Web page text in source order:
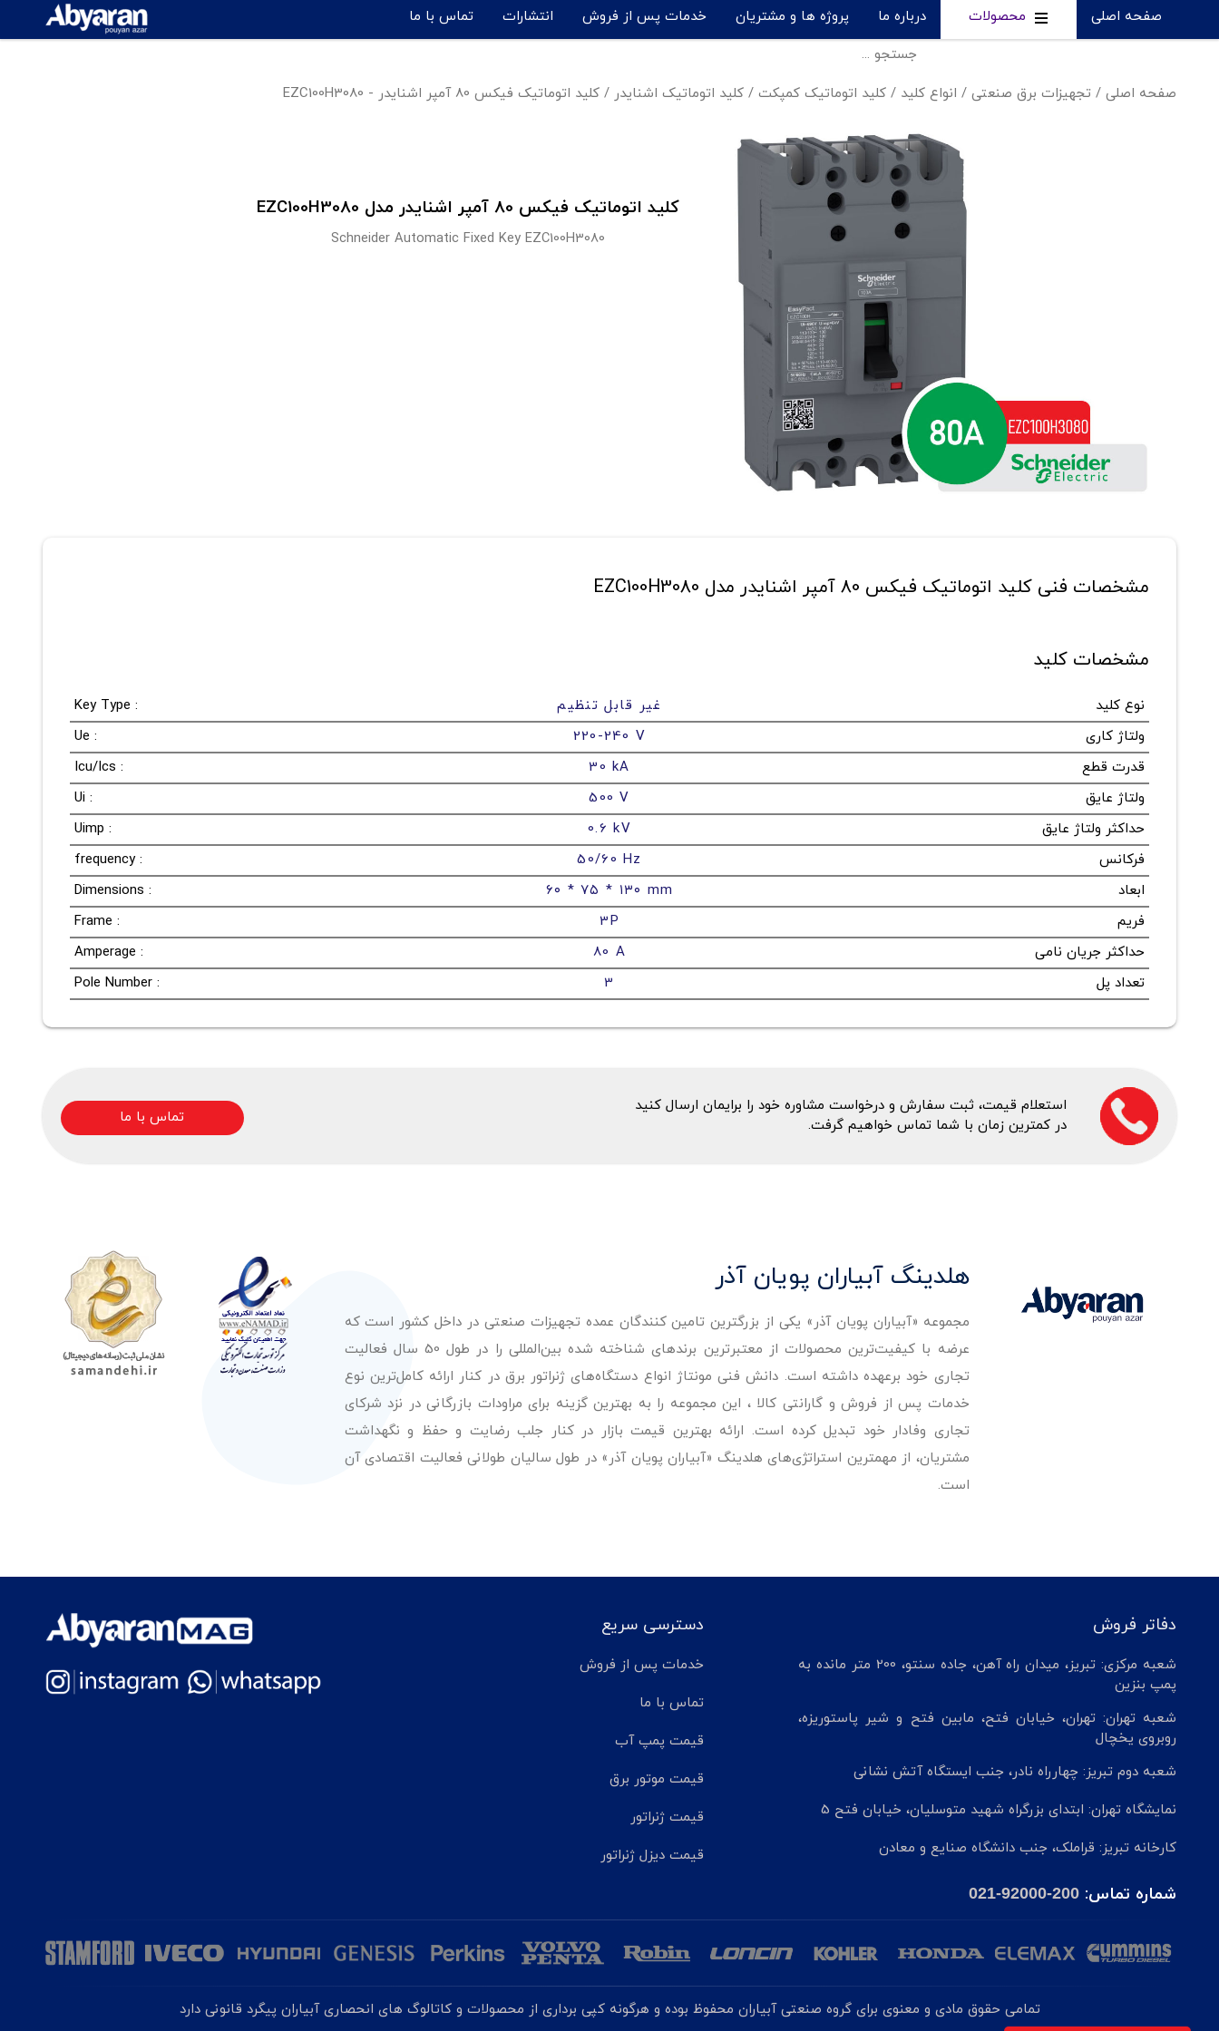
صفحه اصلی محصولات درباره ما پروژه ها و مشتریان خدمات پس از فروش انتشارات تماس با ما
صفحه اصلی / تجهیزات برق صنعتی / انواع کلید / کلید اتوماتیک کمپکت / کلید اتوماتیک اشنایدر / کلید اتوماتیک فیکس 80 آمپر اشنایدر - EZC100H3080
کلید اتوماتیک فیکس 80 آمپر اشنایدر مدل EZC100H3080
Schneider Automatic Fixed Key EZC100H3080
مشخصات فنی کلید اتوماتیک فیکس 80 آمپر اشنایدر مدل EZC100H3080
مشخصات کلید
نوع کلید غیر قابل تنظیم
Key Type :
ولتاژ کاری
220-240 V
Ue :
قدرت قطع
30 kA
Icu/Ics :
ولتاژ عایق
500 V
Ui :
حداکثر ولتاژ عایق
0.6 kV
Uimp :
فرکانس
50/60 Hz
frequency :
ابعاد
۶۰ * ۷۵ * ۱۳۰ mm
Dimensions :
فریم
3P
Frame :
حداکثر جریان نامی
80 A
Amperage :
تعداد پل
3
Pole Number :
استعلام قیمت، ثبت سفارش و درخواست مشاوره خود را برایمان ارسال کنید
در کمترین زمان با شما تماس خواهیم گرفت.
تماس با ما
هلدینگ آبیاران پویان آذر
مجموعه «آبیاران پویان آذر» یکی از بزرگترین تامین کنندگان عمده تجهیزات صنعتی در داخل کشور است که
عرضه با کیفیت‌ترین محصولات از معتبرترین برندهای شناخته شده بین‌المللی را در طول 50 سال فعالیت
تجاری خود برعهده داشته است. دانش فنی مونتاژ انواع دستگاه‌های ژنراتور برق در کنار ارائه کامل‌ترین نوع
خدمات پس از فروش و گارانتی کالا ، این مجموعه را به بهترین گزینه برای مراودات بازرگانی در نزد شرکای
تجاری وفادار خود تبدیل کرده است. ارائه بهترین قیمت بازار در کنار جلب رضایت و حفظ و نگهداشت
مشتریان، از مهمترین استراتژی‌های هلدینگ «آبیاران پویان آذر» در طول سالیان طولانی فعالیت اقتصادی آن
است.
دفاتر فروش
شعبه مرکزی: تبریز، میدان راه آهن، جاده سنتو، 200 متر مانده به
پمپ بنزین
شعبه تهران: تهران، خیابان فتح، مابین فتح و شیر پاستوریزه،
روبروی یخچال
شعبه دوم تبریز: چهارراه نادر، جنب ایستگاه آتش نشانی
نمایشگاه تهران: ابتدای بزرگراه شهید متوسلیان، خیابان فتح 5
کارخانه تبریز: قراملک، جنب دانشگاه صنایع و معادن
شماره تماس: 021-92000-200
دسترسی سریع
خدمات پس از فروش
تماس با ما
قیمت پمپ آب
قیمت موتور برق
قیمت ژنراتور
قیمت دیزل ژنراتور
تمامی حقوق مادی و معنوی برای گروه صنعتی آبیاران محفوظ بوده و هرگونه کپی برداری از محصولات و کاتالوگ های انحصاری آبیاران پیگرد قانونی دارد